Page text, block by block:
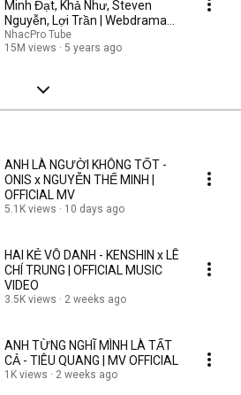
Minh Đạt, Khả Như, Steven
Nguyễn, Lợi Trần | Webdrama
Yang Hồ 2021
NhacPro Tube
15M views
5 years ago
ANH LÀ NGƯỜI KHÔNG TỐT -
ONIS x NGUYỄN THẾ MINH |
OFFICIAL MV
5.1K views 10 days ago
HAI KẺ VÔ DANH - KENSHIN x LÊ
CHÍ TRUNG | OFFICIAL MUSIC
VIDEO
3.5K views 2 weeks ago
ANH TỪNG NGHĨ MÌNH LÀ TẤT
CẢ - TIÊU QUANG | MV OFFICIAL
1K views 2 weeks ago